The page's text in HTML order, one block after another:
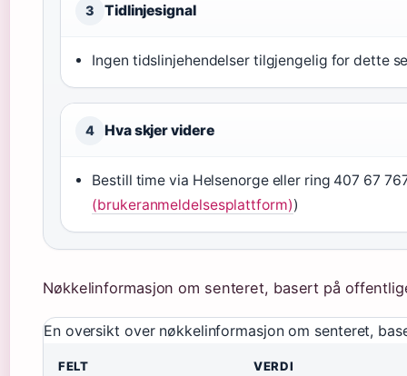
3 Tidlinjesignal
Ingen tidslinjehendelser tilgjengelig for dette
4 Hva skjer videre
Bestill time via Helsenorge eller ring 407 67
(brukeranmeldelsesplattform))
Nøkkelinformasjon om senteret, basert på
En oversikt over nøkkelinformasjon om senteret,
FELT VERDI